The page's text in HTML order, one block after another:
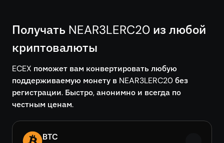
Получать NEAR3LERC20 из любой
криптовалюты
ECEX поможет вам конвертировать любую
поддерживаемую монету в NEAR3LERC20 без
регистрации. Быстро, анонимно и всегда по
честным ценам.
BTC